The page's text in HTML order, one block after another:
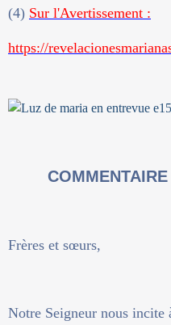
(4) Sur l'Avertissement :
https://
Frères et sœurs,
Notre Seigneur nous incite